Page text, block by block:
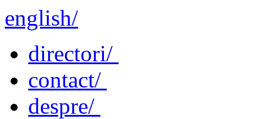
english/
directori/
contact/
despre/